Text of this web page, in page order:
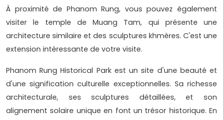
À proximité de Phanom Rung, vous pouvez également
visiter le temple de Muang Tam, qui présente une
architecture similaire et des sculptures khmères. C'est une
extension intéressante de votre visite.
Phanom Rung Historical Park est un site d'une beauté et
d'une signification culturelle exceptionnelles. Sa richesse
architecturale, ses sculptures détaillées, et son
alignement solaire unique en font un trésor historique. En